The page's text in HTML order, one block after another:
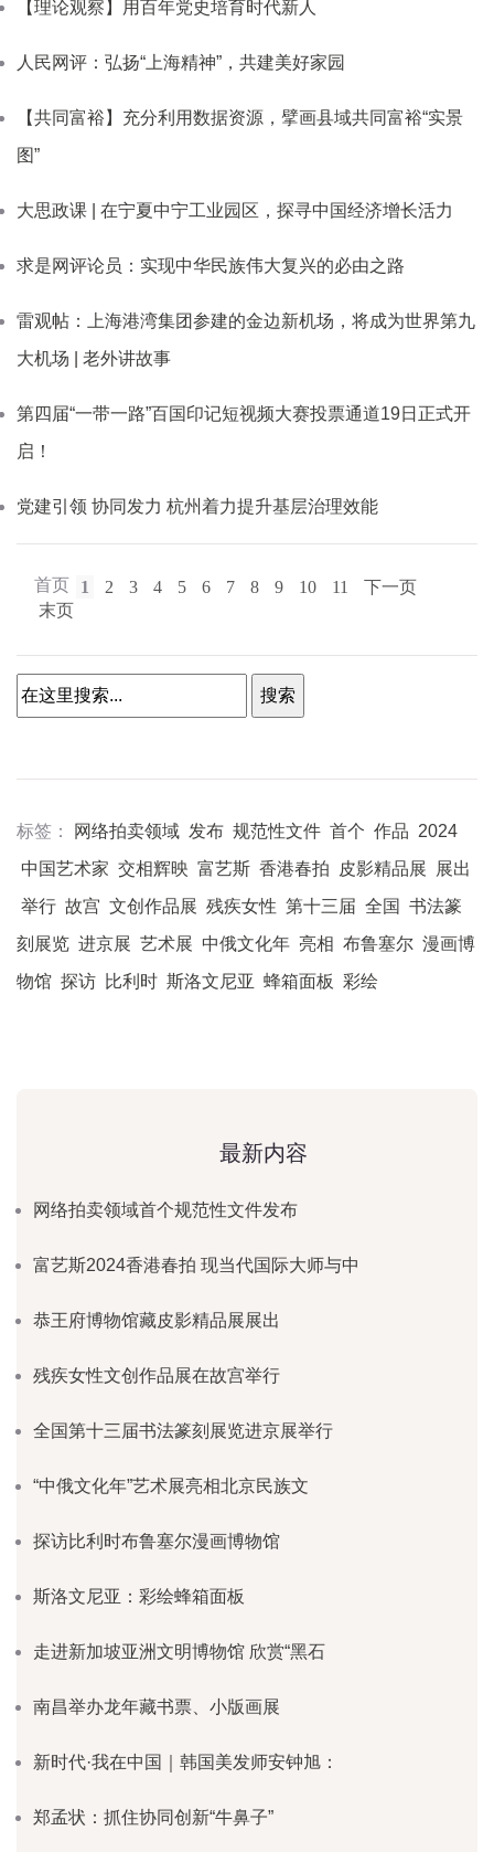
【理论观察】用百年党史培育时代新人
人民网评：弘扬“上海精神”，共建美好家园
【共同富裕】充分利用数据资源，擘画县域共同富裕“实景
图”
大思政课 | 在宁夏中宁工业园区，探寻中国经济增长活力
求是网评论员：实现中华民族伟大复兴的必由之路
雷观帖：上海港湾集团参建的金边新机场，将成为世界第九
大机场 | 老外讲故事
第四届“一带一路”百国印记短视频大赛投票通道19日正式开
启！
党建引领 协同发力 杭州着力提升基层治理效能
首页 1 2 3 4 5 6 7 8 9 10 11
下一页
末页
标签： 网络拍卖领域 发布 规范性文件 首个 作品 2024
中国艺术家 交相辉映 富艺斯 香港春拍 皮影精品展
展出
举行 故宫 文创作品展 残疾女性 第十三届 全国
书法篆
刻展览 进京展 艺术展 中俄文化年 亮相 布鲁塞尔 漫画博
物馆 探访 比利时 斯洛文尼亚 蜂箱面板 彩绘
最新内容
网络拍卖领域首个规范性文件发布
富艺斯2024香港春拍 现当代国际大师与中
恭王府博物馆藏皮影精品展展出
残疾女性文创作品展在故宫举行
全国第十三届书法篆刻展览进京展举行
“中俄文化年”艺术展亮相北京民族文
探访比利时布鲁塞尔漫画博物馆
斯洛文尼亚：彩绘蜂箱面板
走进新加坡亚洲文明博物馆 欣赏“黑石
南昌举办龙年藏书票、小版画展
新时代·我在中国｜韩国美发师安钟旭：
郑孟状：抓住协同创新“牛鼻子”